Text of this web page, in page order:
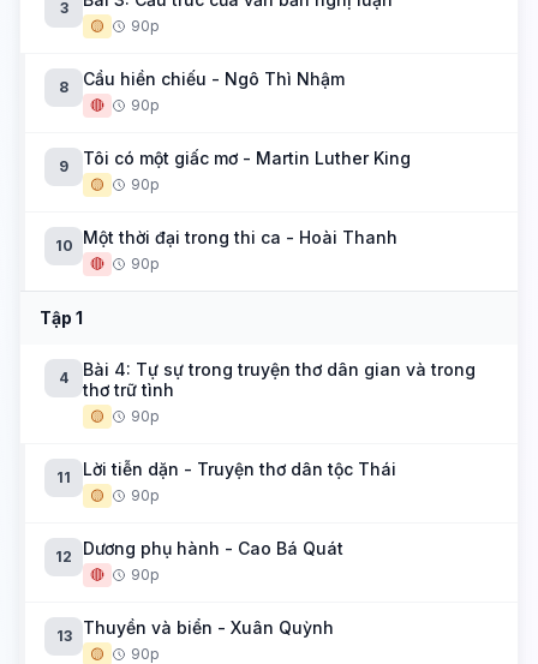
3
🟡 90p
8 Cầu hiền chiếu - Ngô Thì Nhậm
🔴 90p
9 Tôi có một giấc mơ - Martin Luther King
🟡 90p
10 Một thời đại trong thi ca - Hoài Thanh
🔴 90p
Tập 1
4
Bài 4: Tự sự trong truyện thơ dân gian và trong
thơ trữ tình
🟡 90p
11 Lời tiễn dặn - Truyện thơ dân tộc Thái
🟡 90p
12 Dương phụ hành - Cao Bá Quát
🔴 90p
13 Thuyền và biển - Xuân Quỳnh
🟡 90p